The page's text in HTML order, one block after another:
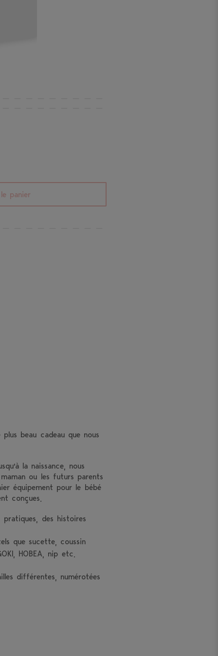
panier
beau cadeau que nous
la naissance, nous
ou les futurs parents
équipement pour le bébé
conçues.
des histoires
que sucette, coussin
HOBEA, nip etc.
différentes, numérotées